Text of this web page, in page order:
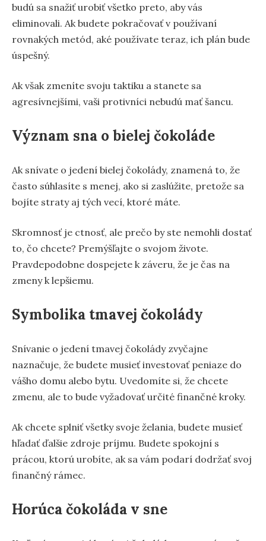
budú sa snažiť urobiť všetko preto, aby vás
eliminovali. Ak budete pokračovať v používaní
rovnakých metód, aké používate teraz, ich plán bude
úspešný.
Ak však zmeníte svoju taktiku a stanete sa
agresívnejšími, vaši protivníci nebudú mať šancu.
Význam sna o bielej čokoláde
Ak snívate o jedení bielej čokolády, znamená to, že
často súhlasíte s menej, ako si zaslúžite, pretože sa
bojíte straty aj tých vecí, ktoré máte.
Skromnosť je ctnosť, ale prečo by ste nemohli dostať
to, čo chcete? Premýšľajte o svojom živote.
Pravdepodobne dospejete k záveru, že je čas na
zmeny k lepšiemu.
Symbolika tmavej čokolády
Snívanie o jedení tmavej čokolády zvyčajne
naznačuje, že budete musieť investovať peniaze do
vášho domu alebo bytu. Uvedomíte si, že chcete
zmenu, ale to bude vyžadovať určité finančné kroky.
Ak chcete splniť všetky svoje želania, budete musieť
hľadať ďalšie zdroje príjmu. Budete spokojní s
prácou, ktorú urobíte, ak sa vám podarí dodržať svoj
finančný rámec.
Horúca čokoláda v sne